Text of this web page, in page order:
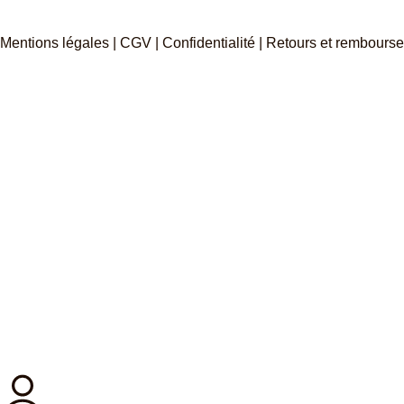
Mentions légales | CGV | Confidentialité | Retours et